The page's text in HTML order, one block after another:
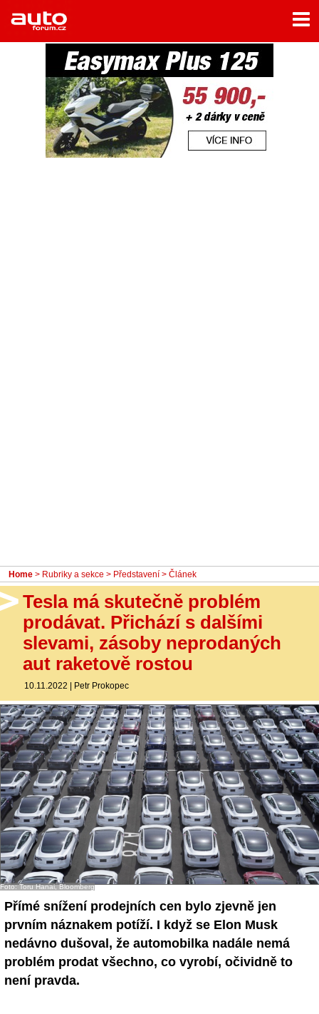
Home
Rubriky
- Jízdní dojmy a další testy
- Bleskovky
Home > Rubriky a sekce > Představení > Článek
Tesla má skutečně problém
prodávat. Přichází s dalšími
slevami, zásoby neprodaných
aut raketově rostou
10.11.2022 | Petr Prokopec
Foto: Toru Hanai, Bloomberg
Přímé snížení prodejních cen bylo zjevně jen
prvním náznakem potíží. I když se Elon Musk
nedávno dušoval, že automobilka nadále nemá
problém prodat všechno, co vyrobí, očividně to
není pravda.